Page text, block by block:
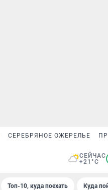
СЕРЕБРЯНОЕ ОЖЕРЕЛЬЕ
СЕЙЧАС
+21°C
Топ-10, куда поехать Куда